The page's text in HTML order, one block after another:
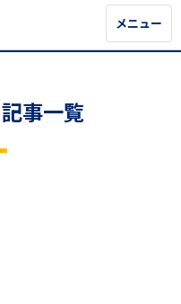
メニュー
メニュー
事一覧